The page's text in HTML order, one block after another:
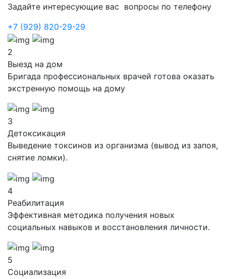
Задайте интересующие вас вопросы по телефону
+7 (929) 820-29-29
2
Выезд на дом
Бригада профессиональных врачей готова оказать
экстренную помощь на дому
3
Детоксикация
Выведение токсинов из организма (вывод из запоя,
снятие ломки).
4
Реабилитация
Эффективная методика получения новых
социальных навыков и восстановления личности.
5
Социализация